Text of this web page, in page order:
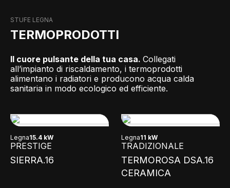
STUFE LEGNA
TERMOPRODOTTI
Il cuore pulsante della tua casa. Collegati
all’impianto di riscaldamento, i termoprodotti
alimentano i radiatori e producono acqua calda
sanitaria in modo ecologico ed efficiente.
Legna15.4 kW
PRESTIGE
SIERRA.16
Legna11 kW
TRADIZIONALE
TERMOROSA DSA.16
CERAMICA